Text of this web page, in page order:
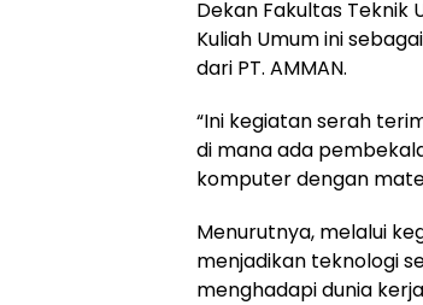
Dekan Fakultas Teknik
Kuliah Umum ini
dari PT. AMMAN.
“Ini kegiatan serah
di mana ada
komputer dengan
Menurutnya, melalui
menjadikan teknologi
menghadapi dunia